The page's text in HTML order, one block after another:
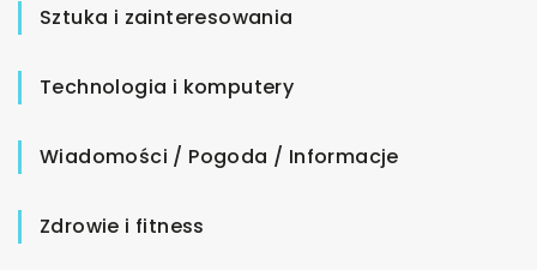
Sztuka i zainteresowania
Technologia i komputery
Wiadomości / Pogoda / Informacje
Zdrowie i fitness